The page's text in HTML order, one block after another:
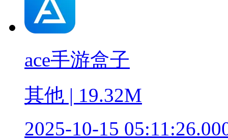
ace手游盒子
其他 | 19.32M
2025-10-15